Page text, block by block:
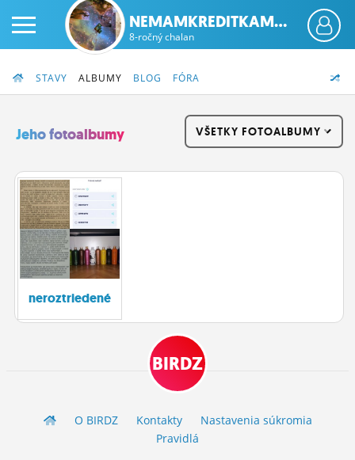
ČINŽIAK
FÓRUM
STATUSY
BLOGY
NEMAMKREDITKAM...
8-ročný chalan
STAVY ALBUMY BLOG FÓRA
Jeho fotoalbumy VŠETKY FOTOALBUMY
neroztriedené
BIRDZ
O BIRDZ Kontakty
Nastavenia súkromia
Pravidlá